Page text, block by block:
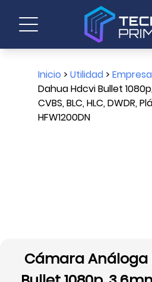
Inicio > Utilidad> Empresa
Dahua Hdcvi Bullet
CVBS, BLC, HLC, DWDR,
HFW1200DN
Cámara Análoga